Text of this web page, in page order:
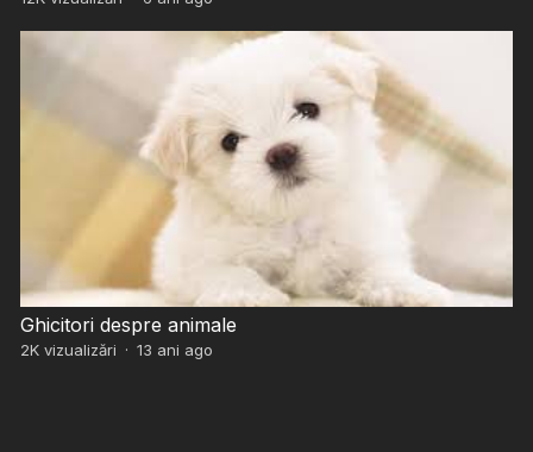
Ghicitori despre animale
2Kvizualizări · 13 ani ago